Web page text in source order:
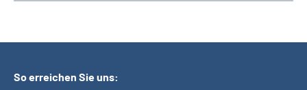
So erreichen Sie uns: